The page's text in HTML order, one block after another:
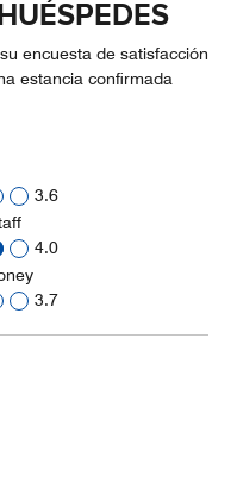
encuesta de satisfacción
estancia confirmada
3.6
4.0
3.7